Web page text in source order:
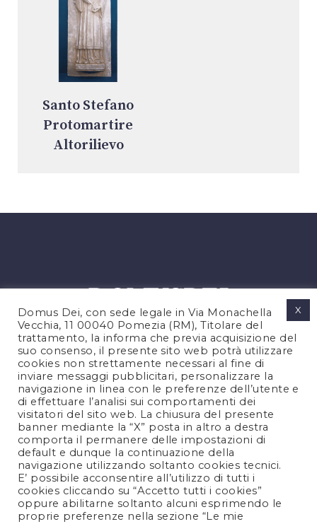
Santo Stefano
Protomartire
Altorilievo
PRIVACY POLICY
COOKIES POLICY
NOTE LEGALI
CONTATTACI
FOLLOW US
Domus Dei, con sede legale in Via Monachella
Vecchia, 11 00040 Pomezia (RM), Titolare del
trattamento, la informa che previa acquisizione del
suo consenso, il presente sito web potrà utilizzare
cookies non strettamente necessari al fine di
inviare messaggi pubblicitari, personalizzare la
navigazione in linea con le preferenze dell’utente e
di effettuare l’analisi sui comportamenti dei
visitatori del sito web. La chiusura del presente
banner mediante la “X” posta in altro a destra
comporta il permanere delle impostazioni di
default e dunque la continuazione della
navigazione utilizzando soltanto cookies tecnici.
E’ possibile acconsentire all’utilizzo di tutti i
cookies cliccando su “Accetto tutti i cookies”
oppure abilitarne soltanto alcuni esprimendo le
proprie preferenze nella sezione “Le mie
X